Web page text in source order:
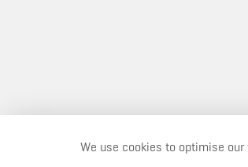
We use cookies to optimise